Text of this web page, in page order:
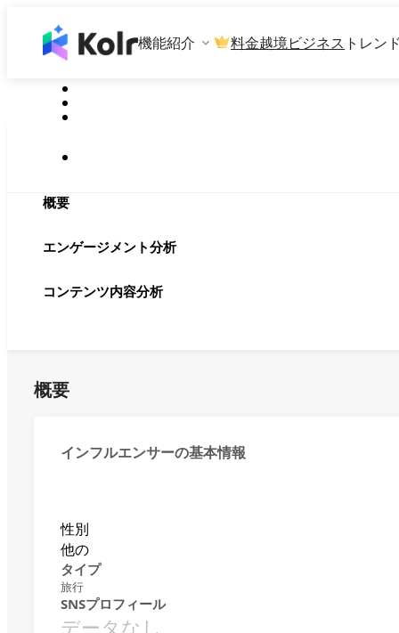
機能紹介 料金越境ビジネス トレン
概要
エンゲージメント分析
コンテンツ内容分析
概要
インフルエンサーの基本情報
性別
他の
タイプ
旅行
SNSプロフィール
データなし